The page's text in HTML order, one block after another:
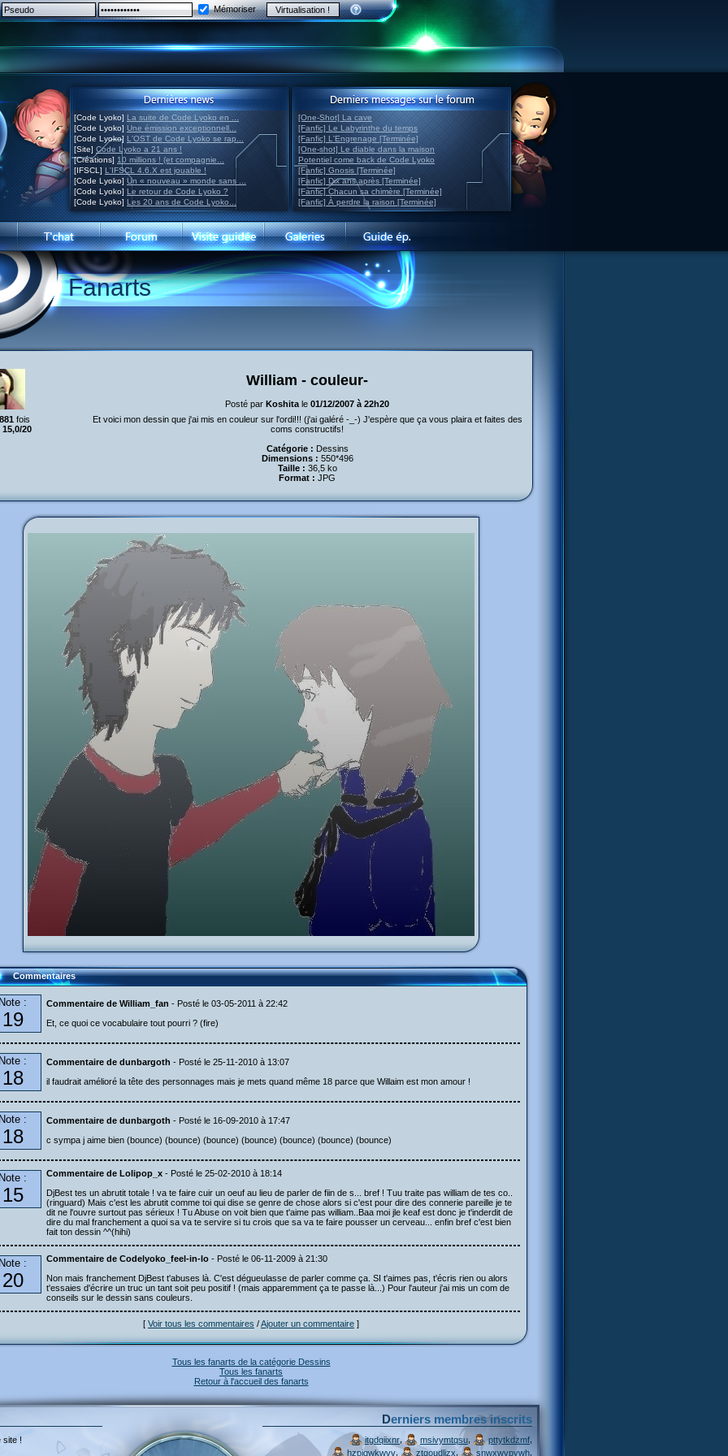
Mémoriser
[Code Lyoko] La suite de Code Lyoko en ...
[Code Lyoko] Une émission exceptionnell...
[Code Lyoko] L'OST de Code Lyoko se rap...
[Site] Code Lyoko a 21 ans !
[Créations] 10 millions ! (et compagnie...
[IFSCL] L'IFSCL 4.6.X est jouable !
[Code Lyoko] Un « nouveau » monde sans ...
[Code Lyoko] Le retour de Code Lyoko ?
[Code Lyoko] Les 20 ans de Code Lyoko...
[One-Shot] La cave
[Fanfic] Le Labyrinthe du temps
[Fanfic] L'Engrenage [Terminée]
[One-shot] Le diable dans la maison
Potentiel come back de Code Lyoko
[Fanfic] Gnosis [Terminée]
[Fanfic] Dix ans après [Terminée]
[Fanfic] Chacun sa chimère [Terminée]
[Fanfic] À perdre la raison [Terminée]
Fanarts
William - couleur-
Posté par Koshita le 01/12/2007 à 22h20
fois
15,0/20
Et voici mon dessin que j'ai mis en couleur sur l'ordi!!! (j'ai galéré -_-) J'espère que ça vous plaira et faites des
coms constructifs!
Catégorie : Dessins
Dimensions : 550*496
Taille : 36,5 ko
Format : JPG
Commentaires
Note :
19
Commentaire de William_fan - Posté le 03-05-2011 à 22:42
Et, ce quoi ce vocabulaire tout pourri ? (fire)
Note :
18
Commentaire de dunbargoth - Posté le 25-11-2010 à 13:07
il faudrait amélioré la tête des personnages mais je mets quand même 18 parce que Willaim est mon amour !
Note :
18
Commentaire de dunbargoth - Posté le 16-09-2010 à 17:47
c sympa j aime bien (bounce) (bounce) (bounce) (bounce) (bounce) (bounce) (bounce)
Note :
15
Commentaire de Lolipop_x - Posté le 25-02-2010 à 18:14
DjBest tes un abrutit totale ! va te faire cuir un oeuf au lieu de parler de fiin de s... bref ! Tuu traite pas william de tes co..
(ringuard) Mais c'est les abrutit comme toi qui dise se genre de chose alors si c'est pour dire des connerie pareille je te
dit ne l'ouvre surtout pas sérieux ! Tu Abuse on voit bien que t'aime pas william..Baa moi jle keaf est donc je t'inderdit de
dire du mal franchement a quoi sa va te servire si tu crois que sa va te faire pousser un cerveau... enfin bref c'est bien
fait ton dessin ^^(hihi)
Note :
20
Commentaire de Codelyoko_feel-in-lo - Posté le 06-11-2009 à 21:30
Non mais franchement DjBest t'abuses là. C'est dégueulasse de parler comme ça. SI t'aimes pas, t'écris rien ou alors
t'essaies d'écrire un truc un tant soit peu positif ! (mais apparemment ça te passe là...) Pour l'auteur j'ai mis un com de
conseils sur le dessin sans couleurs.
[ Voir tous les commentaires /Ajouter un commentaire ]
Tous les fanarts de la catégorie Dessins
Tous les fanarts
Retour à l'accueil des fanarts
site !
Derniers membres inscrits
itgdqiixnr msivymtqsu pttytkdzmf
hzpjqwkwvv
ztgoudljzx snwxwvpywh